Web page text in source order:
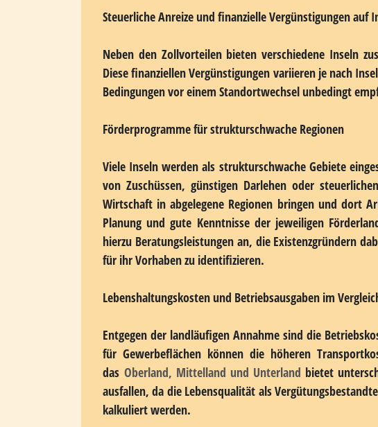
ermöglicht zollfreien Einkauf und hat das Eiland
Importbedingungen für bestimmte Waren. Wer einen
Bedingungen. Die Inselgemeinden verfügen zudem
Natürliche Ressourcen und Standortfaktoren
Die Natur ist ein wichtiger Standortfaktor über Ästhetik
geografischen Gegebenheiten auszeichnet, bieten
Voraussetzungen ausgerichtet sind und sich
Forschungseinrichtungen für Meeresbiologie und
Gewerbeflächen für Exklusivität und verhindert eine
Steuerliche Anreize und finanzielle Vergünstigungen auf
Diese finanziellen Vergünstigungen variieren je nach
Bedingungen vor einem Standortwechsel unbedingt
Förderprogramme für strukturschwache Regionen
Viele Inseln werden als strukturschwache Gebiete
von Zuschüssen, günstigen Darlehen oder